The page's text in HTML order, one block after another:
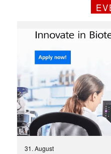
Mit dem
31. August